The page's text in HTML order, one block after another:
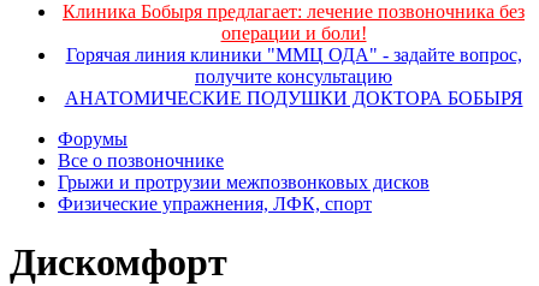
Клиника Бобыря предлагает: лечение позвоночника без
операции и боли!
Горячая линия клиники "ММЦ ОДА" - задайте вопрос,
получите консультацию
АНАТОМИЧЕСКИЕ ПОДУШКИ ДОКТОРА БОБЫРЯ
Форумы
Все о позвоночнике
Грыжи и протрузии межпозвонковых дисков
Физические упражнения, ЛФК, спорт
Дискомфорт